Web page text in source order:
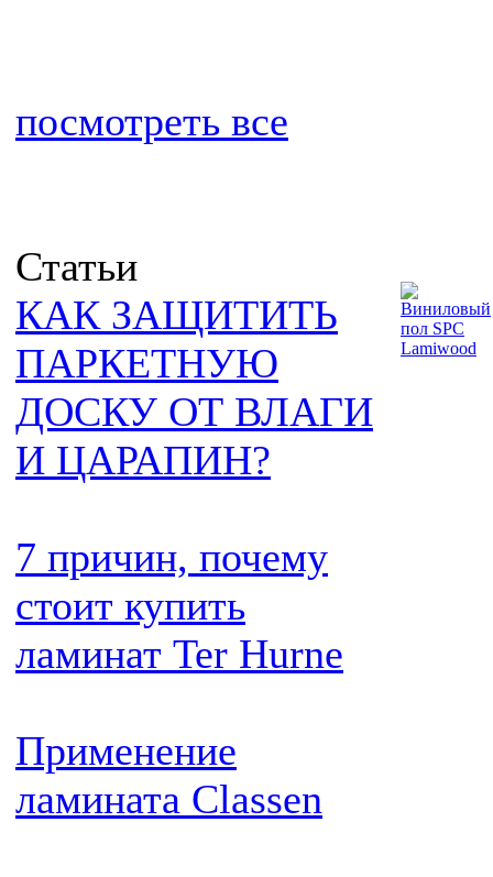
посмотреть все
Статьи
КАК ЗАЩИТИТЬ
ПАРКЕТНУЮ
ДОСКУ ОТ ВЛАГИ
И ЦАРАПИН?
7 причин, почему
стоит купить
ламинат Ter Hurne
Применение
ламината Classen